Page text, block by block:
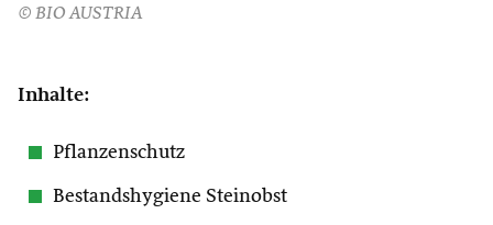
© BIO AUSTRIA
Inhalte:
Pflanzenschutz
Bestandshygiene Steinobst